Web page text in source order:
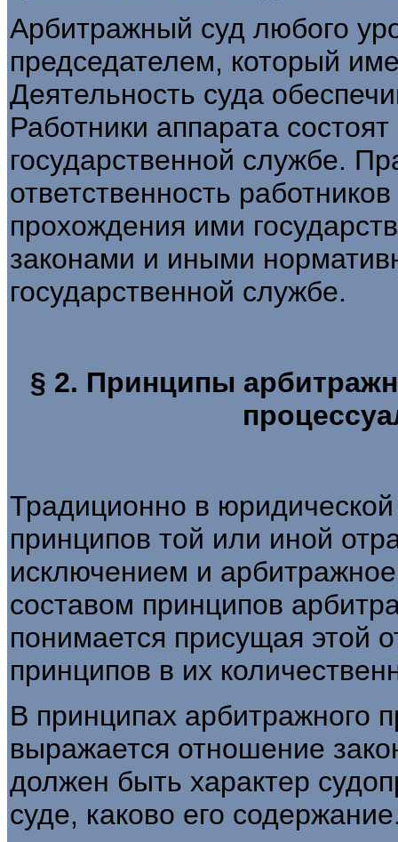
Арбитражный суд любого
председателем, который
Деятельность суда
Работники аппарата
государственной службе.
ответственность
прохождения ими
законами и иными
государственной службе.
§ 2. Принципы
Традиционно в
принципов той или иной
исключением и
составом принципов
понимается присущая этой
принципов в их
В принципах арбитражного
выражается отношение
должен быть характер
суде, каково его